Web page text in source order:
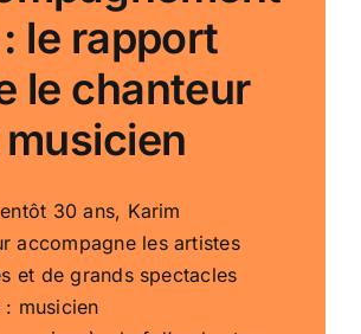
le rapport
le chanteur
30 ans, Karim
accompagne les artistes
et de grands spectacles
: musicien